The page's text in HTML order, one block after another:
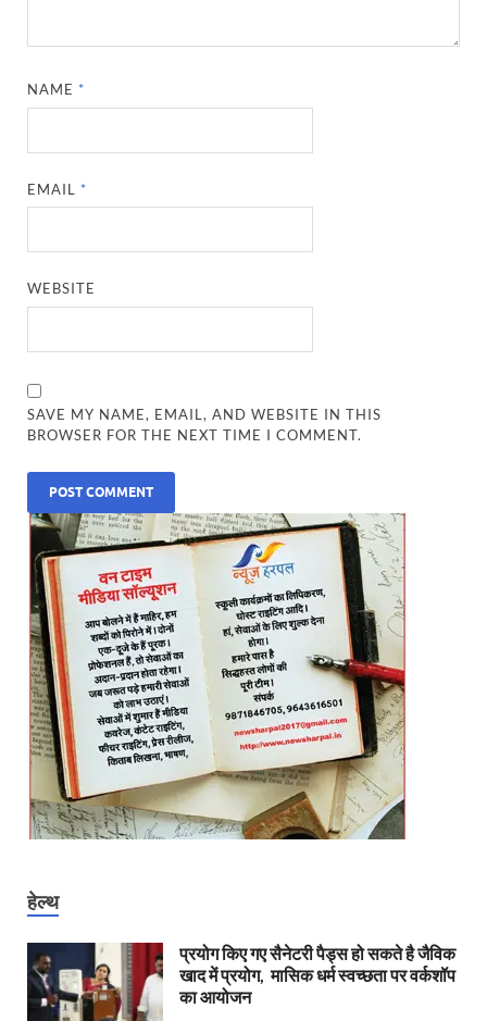
NAME *
EMAIL *
WEBSITE
SAVE MY NAME, EMAIL, AND WEBSITE IN THIS
BROWSER FOR THE NEXT TIME I COMMENT.
हेल्थ
प्रयोग किए गए सैनेटरी पैड्स हो सकते है जैविक
खाद में प्रयोग, मासिक धर्म स्वच्छता पर वर्कशॉप
का आयोजन